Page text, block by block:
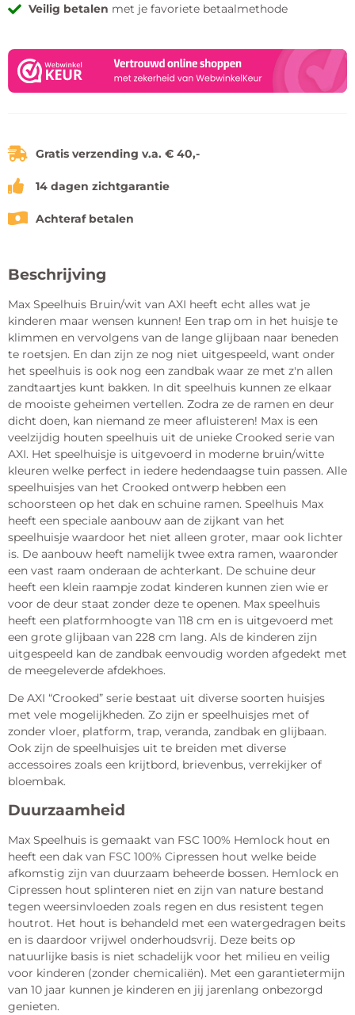
Veilig betalen met je favoriete betaalmethode
Gratis verzending v.a. € 40,-
14 dagen zichtgarantie
Achteraf betalen
Beschrijving
Max Speelhuis Bruin/wit van AXI heeft echt alles wat je
kinderen maar wensen kunnen! Een trap om in het huisje te
klimmen en vervolgens van de lange glijbaan naar beneden
te roetsjen. En dan zijn ze nog niet uitgespeeld, want onder
het speelhuis is ook nog een zandbak waar ze met z'n allen
zandtaartjes kunt bakken. In dit speelhuis kunnen ze elkaar
de mooiste geheimen vertellen. Zodra ze de ramen en deur
dicht doen, kan niemand ze meer afluisteren! Max is een
veelzijdig houten speelhuis uit de unieke Crooked serie van
AXI. Het speelhuisje is uitgevoerd in moderne bruin/witte
kleuren welke perfect in iedere hedendaagse tuin passen. Alle
speelhuisjes van het Crooked ontwerp hebben een
schoorsteen op het dak en schuine ramen. Speelhuis Max
heeft een speciale aanbouw aan de zijkant van het
speelhuisje waardoor het niet alleen groter, maar ook lichter
is. De aanbouw heeft namelijk twee extra ramen, waaronder
een vast raam onderaan de achterkant. De schuine deur
heeft een klein raampje zodat kinderen kunnen zien wie er
voor de deur staat zonder deze te openen. Max speelhuis
heeft een platformhoogte van 118 cm en is uitgevoerd met
een grote glijbaan van 228 cm lang. Als de kinderen zijn
uitgespeeld kan de zandbak eenvoudig worden afgedekt met
de meegeleverde afdekhoes.
De AXI “Crooked” serie bestaat uit diverse soorten huisjes
met vele mogelijkheden. Zo zijn er speelhuisjes met of
zonder vloer, platform, trap, veranda, zandbak en glijbaan.
Ook zijn de speelhuisjes uit te breiden met diverse
accessoires zoals een krijtbord, brievenbus, verrekijker of
bloembak.
Duurzaamheid
Max Speelhuis is gemaakt van FSC 100% Hemlock hout en
heeft een dak van FSC 100% Cipressen hout welke beide
afkomstig zijn van duurzaam beheerde bossen. Hemlock en
Cipressen hout splinteren niet en zijn van nature bestand
tegen weersinvloeden zoals regen en dus resistent tegen
houtrot. Het hout is behandeld met een watergedragen beits
en is daardoor vrijwel onderhoudsvrij. Deze beits op
natuurlijke basis is niet schadelijk voor het milieu en veilig
voor kinderen (zonder chemicaliën). Met een garantietermijn
van 10 jaar kunnen je kinderen en jij jarenlang onbezorgd
genieten.